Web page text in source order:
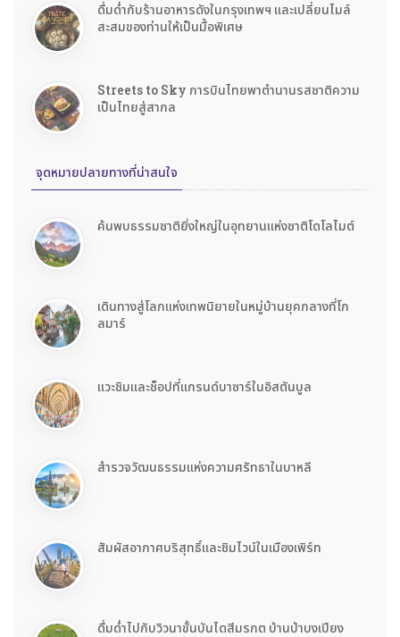
ดื่มด่ำกับร้านอาหารดังในกรุงเทพฯ และเปลี่ยนไมล์
สะสมของท่านให้เป็นมื้อพิเศษ
Streets to Sky การบินไทยพาตำนานรสชาติความ
เป็นไทยสู่สากล
จุดหมายปลายทางที่น่าสนใจ
ค้นพบธรรมชาติยิ่งใหญ่ในอุทยานแห่งชาติโดโลไมต์
เดินทางสู่โลกแห่งเทพนิยายในหมู่บ้านยุคกลางที่โก
ลมาร์
แวะชิมและช็อปที่แกรนด์บาซาร์ในอิสตันบูล
สำรวจวัฒนธรรมแห่งความศรัทธาในบาหลี
สัมผัสอากาศบริสุทธิ์และชิมไวน์ในเมืองเพิร์ท
ดื่มด่ำไปกับวิวนาขั้นบันไดสีมรกต บ้านป่าบงเปียง